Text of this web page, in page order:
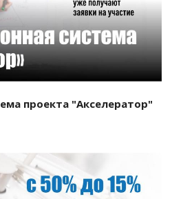
проекта "Акселератор"